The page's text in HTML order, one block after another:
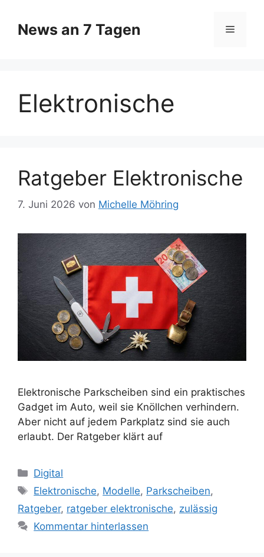
Inhalt
springen
News an 7 Tagen Menü
Elektronische
Ratgeber Elektronische
7. Juni 2026 von Michelle Möhring
Elektronische Parkscheiben sind ein praktisches
Gadget im Auto, weil sie Knöllchen verhindern.
Aber nicht auf jedem Parkplatz sind sie auch
erlaubt. Der Ratgeber klärt auf
Kategorien
Digital
Schlagwörter
Elektronische, Modelle, Parkscheiben,
Ratgeber, ratgeber elektronische, zulässig
Kommentar hinterlassen